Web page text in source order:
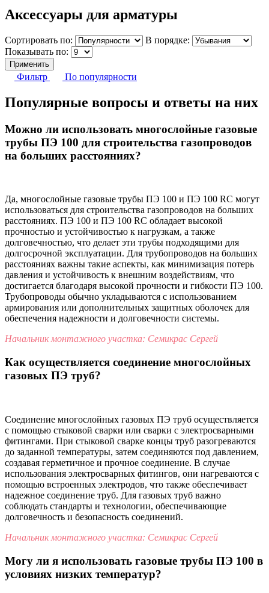
Аксессуары для арматуры
Сортировать по:
В порядке:
Показывать по:
Применить
Фильтр По популярности
Популярные вопросы и ответы на них
Можно ли использовать многослойные газовые
трубы ПЭ 100 для строительства газопроводов
на больших расстояниях?
Да, многослойные газовые трубы ПЭ 100 и ПЭ 100 RC могут
использоваться для строительства газопроводов на больших
расстояниях. ПЭ 100 и ПЭ 100 RC обладает высокой
прочностью и устойчивостью к нагрузкам, а также
долговечностью, что делает эти трубы подходящими для
долгосрочной эксплуатации. Для трубопроводов на больших
расстояниях важны такие аспекты, как минимизация потерь
давления и устойчивость к внешним воздействиям, что
достигается благодаря высокой прочности и гибкости ПЭ 100.
Трубопроводы обычно укладываются с использованием
армирования или дополнительных защитных оболочек для
обеспечения надежности и долговечности системы.
Начальник монтажного участка: Семикрас Сергей
Как осуществляется соединение многослойных
газовых ПЭ труб?
Соединение многослойных газовых ПЭ труб осуществляется
с помощью стыковой сварки или сварки с электросварными
фитингами. При стыковой сварке концы труб разогреваются
до заданной температуры, затем соединяются под давлением,
создавая герметичное и прочное соединение. В случае
использования электросварных фитингов, они нагреваются с
помощью встроенных электродов, что также обеспечивает
надежное соединение труб. Для газовых труб важно
соблюдать стандарты и технологии, обеспечивающие
долговечность и безопасность соединений.
Начальник монтажного участка: Семикрас Сергей
Могу ли я использовать газовые трубы ПЭ 100 в
условиях низких температур?